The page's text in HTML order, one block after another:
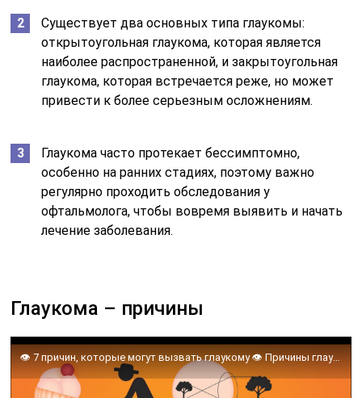
Существует два основных типа глаукомы:
открытоугольная глаукома, которая является
наиболее распространенной, и закрытоугольная
глаукома, которая встречается реже, но может
привести к более серьезным осложнениям.
Глаукома часто протекает бессимптомно,
особенно на ранних стадиях, поэтому важно
регулярно проходить обследования у
офтальмолога, чтобы вовремя выявить и начать
лечение заболевания.
Глаукома – причины
👁️ 7 причин, которые могут вызвать глаукому 👁️ Причины глаукомы. Доктор Лапочкин.